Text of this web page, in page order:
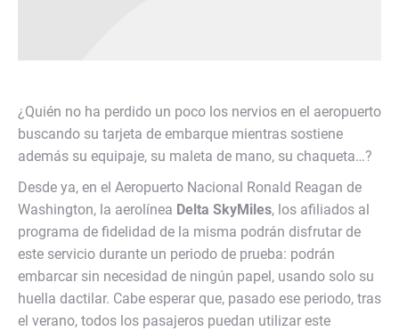
¿Quién no ha perdido un poco los nervios en el aeropuerto
buscando su tarjeta de embarque mientras sostiene
además su equipaje, su maleta de mano, su chaqueta…?
Desde ya, en el Aeropuerto Nacional Ronald Reagan de
Washington, la aerolínea Delta SkyMiles, los afiliados al
programa de fidelidad de la misma podrán disfrutar de
este servicio durante un periodo de prueba: podrán
embarcar sin necesidad de ningún papel, usando solo su
huella dactilar. Cabe esperar que, pasado ese periodo, tras
el verano, todos los pasajeros puedan utilizar este